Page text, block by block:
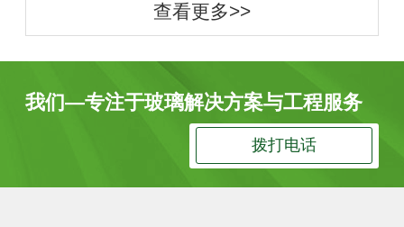
查看更多>>
我们—专注于玻璃解决方案与工程服务
拨打电话